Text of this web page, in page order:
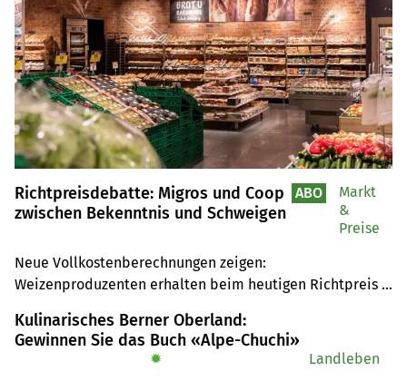
Richtpreisdebatte: Migros und Coop
zwischen Bekenntnis und Schweigen
Neue Vollkostenberechnungen zeigen:
Weizenproduzenten erhalten beim heutigen Richtpreis
zuspricht. Die Müller fordern trotzdem eine Senkung um
8 bis 10 Franken. Wir haben Migros und Coop konfrontiert.
ABO
Markt
&
Preise
Kulinarisches Berner Oberland:
Gewinnen Sie das Buch «Alpe-Chuchi»
✹ Landleben